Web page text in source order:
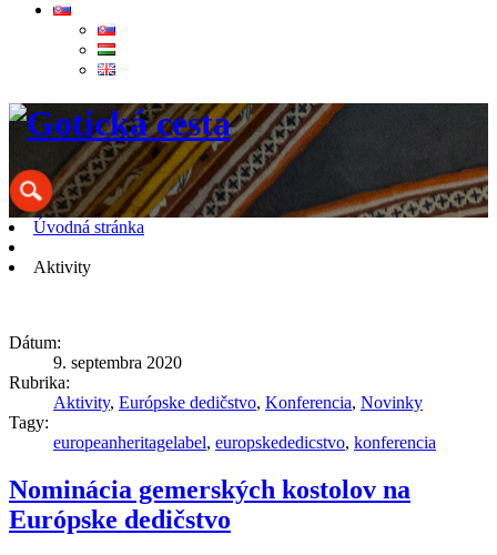
Úvodná stránka
Aktivity
Dátum:
9. septembra 2020
Rubrika:
Aktivity, Európske dedičstvo, Konferencia, Novinky
Tagy:
europeanheritagelabel, europskededicstvo, konferencia
Nominácia gemerských kostolov na
Európske dedičstvo